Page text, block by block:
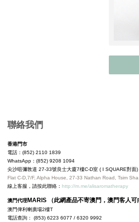
聯絡我們
香港門市
電話：(852) 2110 1839
WhatsApp：(852) 9208 1094
尖沙咀彌敦道 27-33號良士大廈7樓C-D室 ( I SQUARE對面
Flat C-D,7/F, Alpha House, 27-33 Nathan Road, Tsim
線上客服，請按此聯絡： http://m.me/alisaromatherapy
澳門代理MARIS （此網產品不寄澳門，澳門客人可
澳門俾利喇廣場2樓T
電話查詢： (853) 6223 6077 / 6320 9992